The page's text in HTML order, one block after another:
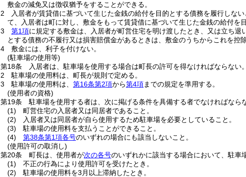
敷金の減免又は徴収猶予をすることができる。
2
入居者が賃貸借に基づいて生じた金銭の給付を目的とする債務を履行しな
て、入居者は町に対し、敷金をもって賃貸借に基づいて生じた金銭の給付を
3
第1項に規定する敷金は、入居者が町営住宅を明け渡したとき、又は立ち退
とする債務の不履行又は損害賠償金があるときは、敷金のうちからこれを控
4
敷金には、利子を付けない。
(駐車場の使用等)
第18条
入居者は、駐車場を使用する場合は町長の許可を得なければならない。
2
駐車場の使用料は、町長が規則で定める。
3
駐車場の使用料は、 第16条第2項から第4項までの規定を準用する。
(使用者の資格)
第19条
駐車場を使用する者は、次に掲げる条件を具備する者でなければなら
(1)
町営住宅の入居者又は同居者であること。
(2)
入居者又は同居者が自ら使用するため駐車場を必要としていること。
(3)
駐車場の使用料を支払うことができること。
(4)
第38条第1項各号のいずれの場合にも該当しないこと。
(使用許可の取消し)
第20条
町長は、使用者が次の各号のいずれかに該当する場合において、駐車
(1)
不正の行為により使用許可を受けたとき。
(2)
駐車場の使用料を3月以上滞納したとき。